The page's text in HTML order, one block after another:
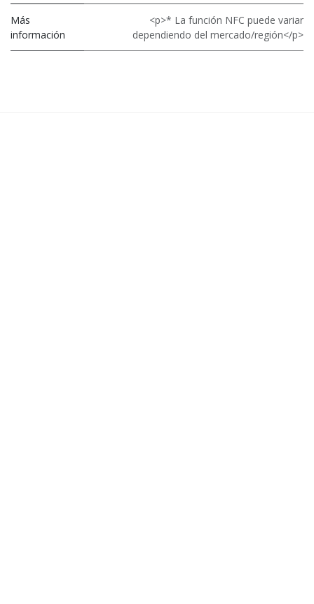
Más
información
<p>* La función NFC puede variar
dependiendo del mercado/región</p>